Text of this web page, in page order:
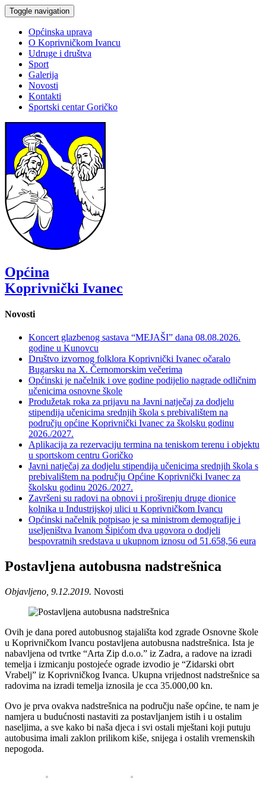
Toggle navigation
Općinska uprava
O Koprivničkom Ivancu
Udruge i društva
Sport
Galerija
Novosti
Kontakti
Sportski centar Goričko
Općina
Koprivnički Ivanec
Novosti
Koncert glazbenog sastava “MEJAŠI” dana 08.08.2026.
godine u Kunovcu
Društvo izvornog folklora Koprivnički Ivanec očaralo
Bugarsku na X. Černomorskim večerima
Općinski je načelnik i ove godine podijelio nagrade odličnim
učenicima osnovne škole
Produžetak roka za prijavu na Javni natječaj za dodjelu
stipendija učenicima srednjih škola s prebivalištem na
području općine Koprivnički Ivanec za školsku godinu
2026./2027.
Aplikacija za rezervaciju termina na teniskom terenu i objektu
u sportskom centru Goričko
Javni natječaj za dodjelu stipendija učenicima srednjih škola s
prebivalištem na području Općine Koprivnički Ivanec za
školsku godinu 2026./2027.
Završeni su radovi na obnovi i proširenju druge dionice
kolnika u Industrijskoj ulici u Koprivničkom Ivancu
Općinski načelnik potpisao je sa ministrom demografije i
useljeništva Ivanom Šipićom dva ugovora o dodjeli
bespovratnih sredstava u ukupnom iznosu od 51.658,56 eura
Postavljena autobusna nadstrešnica
Objavljeno, 9.12.2019. Novosti
Ovih je dana pored autobusnog stajališta kod zgrade Osnovne škole
u Koprivničkom Ivancu postavljena autobusna nadstrešnica. Ista je
nabavljena od tvrtke “Arta Zip d.o.o.” iz Zadra, a radove na izradi
temelja i izmicanju postojeće ograde izvodio je “Zidarski obrt
Vrabelj” iz Koprivničkog Ivanca. Ukupna vrijednost nadstrešnice sa
radovima na izradi temelja iznosila je cca 35.000,00 kn.
Ovo je prva ovakva nadstrešnica na području naše općine, te nam je
namjera u budućnosti nastaviti za postavljanjem istih i u ostalim
naseljima, a sve kako bi naša djeca i svi ostali mještani koji putuju
autobusima imali zaklon prilikom kiše, snijega i ostalih vremenskih
nepogoda.